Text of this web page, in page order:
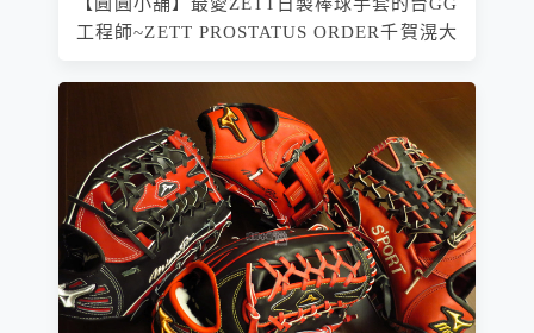
【圓圓小舖】最愛ZETT日製棒球手套的台GG
工程師~ZETT PROSTATUS ORDER千賀滉大